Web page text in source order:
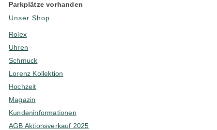
Parkplätze vorhanden
Unser Shop
Rolex
Uhren
Schmuck
Lorenz Kollektion
Hochzeit
Magazin
Kundeninformationen
AGB Aktionsverkauf 2025